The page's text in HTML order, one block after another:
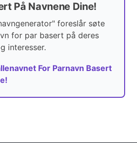
På Navnene Dine!
foreslår søte
for par basert på deres
interesser.
For Parnavn Basert